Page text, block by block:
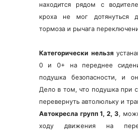
находится рядом с
кроха не мог дотянуться
тормоза и рычага
Категорически нельзя
0 и 0+ на переднее
подушка безопасности, и
Дело в том, что подушка при
перевернуть автолюльку и
Автокресла групп 1, 2, 3,
ходу движения на